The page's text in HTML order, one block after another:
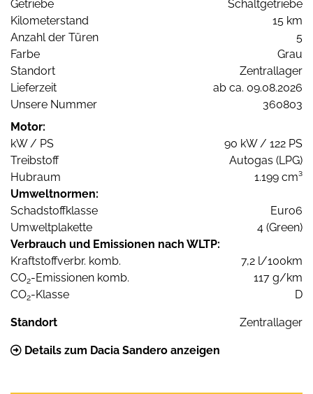
Getriebe
Schaltgetriebe
Kilometerstand
15 km
Anzahl der Türen
5
Farbe
Grau
Standort
Zentrallager
Lieferzeit
ab ca. 09.08.2026
Unsere Nummer
360803
Motor:
kW / PS
90 kW / 122 PS
Treibstoff
Autogas (LPG)
Hubraum
1.199 cm³
Umweltnormen:
Schadstoffklasse
Euro6
Umweltplakette
4 (Green)
Verbrauch und Emissionen nach WLTP:
Kraftstoffverbr. komb.
7,2 l/100km
CO2-Emissionen komb.
117 g/km
CO2-Klasse D
Standort Zentrallager
Details zum Dacia Sandero anzeigen